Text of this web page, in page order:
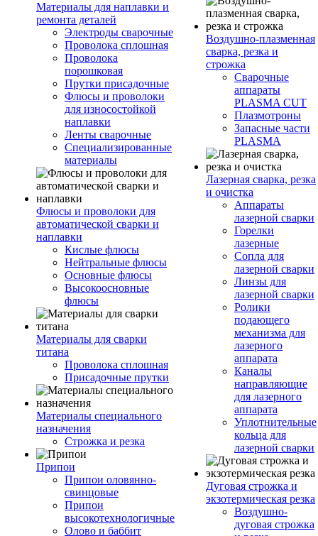
Материалы для наплавки и
ремонта деталей
Электроды сварочные
Проволока сплошная
Проволока
порошковая
Прутки присадочные
Флюсы и проволоки
для износостойкой
наплавки
Ленты сварочные
Специализированные
материалы
Флюсы и проволоки для
автоматической сварки и
наплавки
Кислые флюсы
Нейтральные флюсы
Основные флюсы
Высокоосновные
флюсы
Материалы для сварки
титана
Проволока сплошная
Присадочные прутки
Материалы специального
назначения
Строжка и резка
Припои
Припои оловянно-
свинцовые
Припои
высокотехнологичные
Олово и баббит
Воздушно-плазменная
сварка, резка и
строжка
Сварочные
аппараты
PLASMA CUT
Плазмотроны
Запасные части
PLASMA
Лазерная сварка, резка
и очистка
Аппараты
лазерной сварки
Горелки
лазерные
Сопла для
лазерной сварки
Линзы для
лазерной сварки
Ролики
подающего
механизма для
лазерного
аппарата
Каналы
направляющие
для лазерного
аппарата
Уплотнительные
кольца для
лазерной сварки
Дуговая строжка и
экзотермическая резка
Воздушно-
дуговая строжка